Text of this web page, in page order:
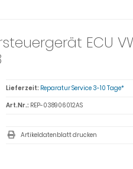
ECU
Lieferzeit: Reparatur Service 3-10 Tage*
Art.Nr.: REP-038906012AS
Artikeldatenblatt drucken